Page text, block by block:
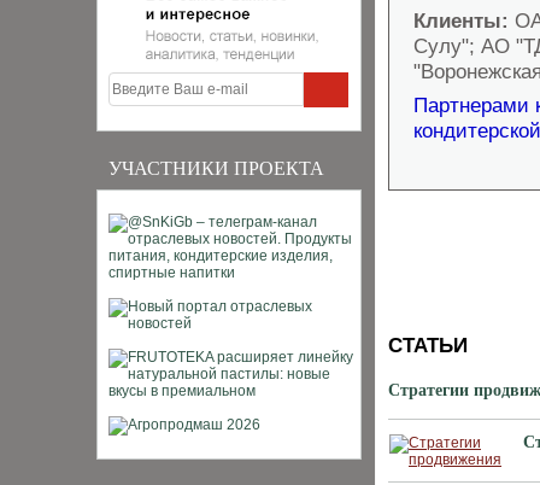
УЧАСТНИКИ ПРОЕКТА
Клиенты:
Сулу"; АО
Партнерами
СТАТЬИ
Стратегии